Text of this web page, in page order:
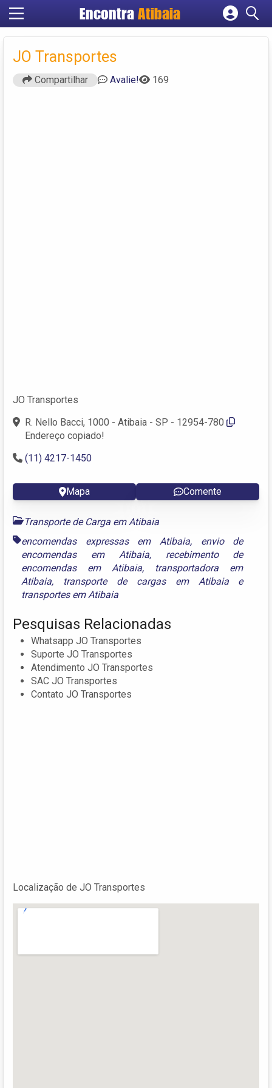
Encontra Atibaia
Cadastrar empresa
JO Transportes
Compartilhar Avalie! 169
JO Transportes
R. Nello Bacci, 1000 - Atibaia - SP - 12954-780
Endereço copiado!
(11) 4217-1450
Mapa Comente
Transporte de Carga em Atibaia
encomendas expressas em Atibaia, envio de
encomendas em Atibaia, recebimento de
encomendas em Atibaia, transportadora em
Atibaia, transporte de cargas em Atibaiae
transportes em Atibaia
Pesquisas Relacionadas
Whatsapp JO Transportes
Suporte JO Transportes
Atendimento JO Transportes
SAC JO Transportes
Contato JO Transportes
Localização de JO Transportes